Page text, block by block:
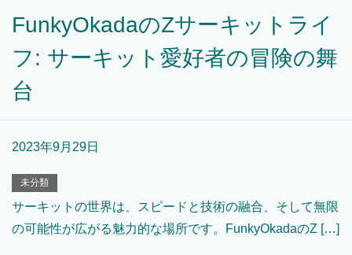
FunkyOkadaのZサーキットライ
フ: サーキット愛好者の冒険の舞
台
2023年9月29日
未分類
サーキットの世界は、スピードと技術の融合、そして無限
の可能性が広がる魅力的な場所です。FunkyOkadaのZ […]